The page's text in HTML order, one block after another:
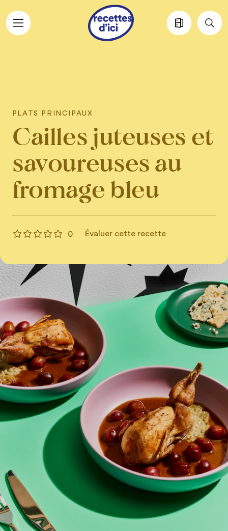
Aller au contenu principal
PLATS PRINCIPAUX
Cailles juteuses et
savoureuses au
fromage bleu
0 Évaluer cette recette